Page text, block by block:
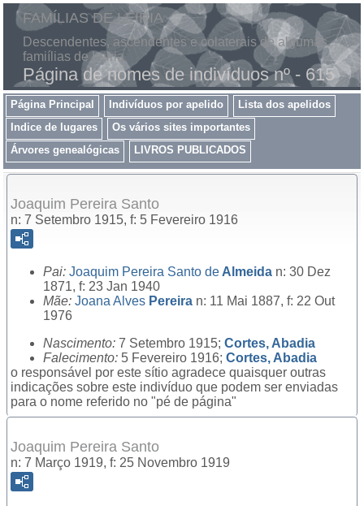
FAMÍLIAS DE LEIRIA
Descendentes, ascendentes e colaterais de algumas
famiílias de Leiria
Página de nomes de indivíduos nº - 615
Página Principal Indivíduos por apelido
Lista dos apelidos
Indice de lugares
Os vários sites importantes
Árvores genealógicas
LIVROS PUBLICADOS
Joaquim Pereira Santo
n: 7 Setembro 1915, f: 5 Fevereiro 1916
Pai: Joaquim Pereira Santo de Almeida n: 30 Dez
1871, f: 23 Jan 1940
Mãe: Joana Alves Pereira n: 11 Mai 1887, f: 22 Out
1976
Nascimento: 7 Setembro 1915; Cortes, Abadia
Falecimento: 5 Fevereiro 1916; Cortes, Abadia
o responsável por este sítio agradece quaisquer outras
indicações sobre este indivíduo que podem ser enviadas
para o nome referido no "pé de página"
Joaquim Pereira Santo
n: 7 Março 1919, f: 25 Novembro 1919